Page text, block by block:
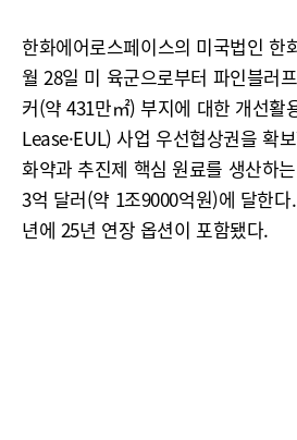
한화에어로스페이스의 미국법인 한
월 28일 미 육군으로부터 파인블러
커(약 431만㎡) 부지에 대한 개선
Lease·EUL) 사업 우선협상권을 확
화약과 추진제 핵심 원료를 생산하
3억 달러(약 1조9000억원)에 달한
년에 25년 연장 옵션이 포함됐다.